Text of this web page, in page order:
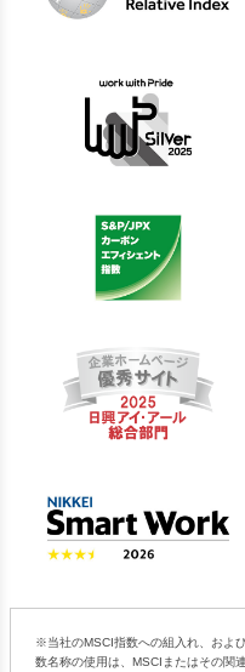
※当社のMSCI指数への組入れ、およ
数名称の使用は、MSCIまたはその関